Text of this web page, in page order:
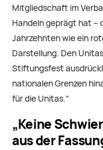
Mitgliedschaft im
Handeln geprägt hat –
Jahrzehnten wie ein
Darstellung. Den
Stiftungsfest
nationalen Grenzen
für die Unitas.“
„Keine
aus der